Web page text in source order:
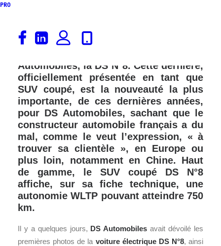
PRO
Annoncée en 2020, via le concept-car
DS Aero Sport Lounge, voici la
Automobiles, la DS N°8. Cette dernière,
officiellement présentée en tant que
SUV coupé, est la nouveauté la plus
importante, de ces dernières années,
pour DS Automobiles, sachant que le
constructeur automobile français a du
mal, comme le veut l’expression, « à
trouver sa clientèle », en Europe ou
plus loin, notamment en Chine. Haut
de gamme, le SUV coupé DS N°8
affiche, sur sa fiche technique, une
autonomie WLTP pouvant atteindre 750
km.
Il y a quelques jours, DS Automobiles avait dévoilé les
premières photos de la voiture électrique DS N°8, ainsi